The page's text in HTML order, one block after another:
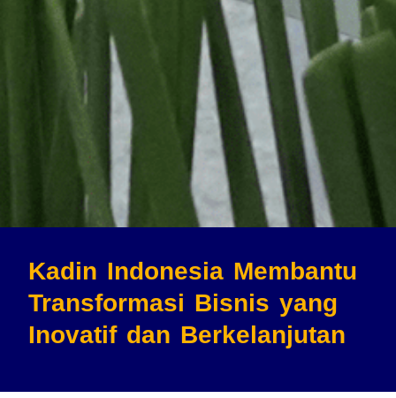
Kadin Indonesia Membantu
Transformasi Bisnis yang
Inovatif dan Berkelanjutan